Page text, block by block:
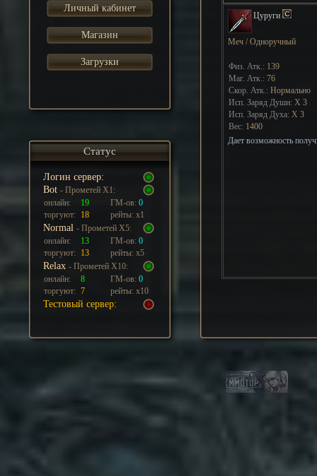
Личный кабинет
Магазин
Загрузки
Цуруги
Меч / Одноручный
Физ. Атк.: 139
Маг. Атк.: 76
Скор. Атк.: Нормально
Исп. Заряд Души: Х 3
Исп. Заряд Духа: Х 3
Вес: 1400
Дает возможность
Статус
Логин сервер:
Bot - Прометей Х1:
онлайн:
19 ГМ-ов: 0
торгуют: 18 рейты: х1
Normal - Прометей Х5:
онлайн:
13 ГМ-ов: 0
торгуют: 13 рейты: х5
Relax - Прометей Х10:
онлайн:
8 ГМ-ов: 0
торгуют: 7 рейты: х10
Тестовый сервер: